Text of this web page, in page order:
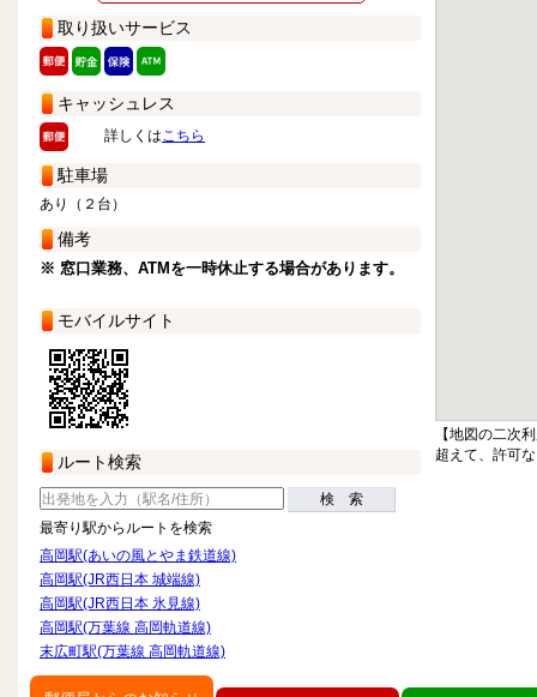
取り扱いサービス
キャッシュレス
詳しくはこちら
駐車場
あり（２台）
備考
※ 窓口業務、ATMを一時休止する場合があります。
モバイルサイト
ルート検索
検 索
最寄り駅からルートを検索
高岡駅(あいの風とやま鉄道線)
高岡駅(JR西日本 城端線)
高岡駅(JR西日本 氷見線)
高岡駅(万葉線 高岡軌道線)
末広町駅(万葉線 高岡軌道線)
【地図の二次
超えて、許可